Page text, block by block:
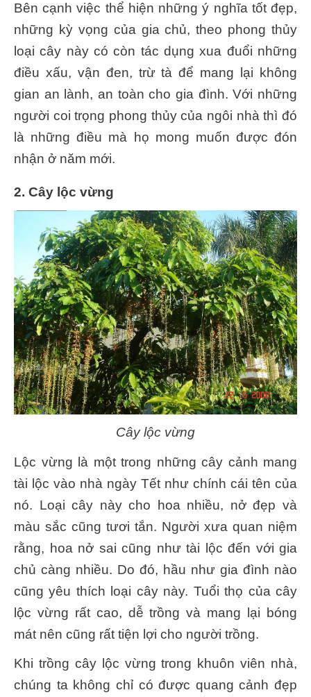
Bên cạnh việc thể hiện những ý nghĩa tốt đẹp,
những kỳ vọng của gia chủ, theo phong thủy
loại cây này có còn tác dụng xua đuổi những
điều xấu, vận đen, trừ tà để mang lại không
gian an lành, an toàn cho gia đình. Với những
người coi trọng phong thủy của ngôi nhà thì đó
là những điều mà họ mong muốn được đón
nhận ở năm mới.
2. Cây lộc vừng
Cây lộc vừng
Lộc vừng là một trong những cây cảnh mang
tài lộc vào nhà ngày Tết như chính cái tên của
nó. Loại cây này cho hoa nhiều, nở đẹp và
màu sắc cũng tươi tắn. Người xưa quan niệm
rằng, hoa nở sai cũng như tài lộc đến với gia
chủ càng nhiều. Do đó, hầu như gia đình nào
cũng yêu thích loại cây này. Tuổi thọ của cây
lộc vừng rất cao, dễ trồng và mang lại bóng
mát nên cũng rất tiện lợi cho người trồng.
Khi trồng cây lộc vừng trong khuôn viên nhà,
chúng ta không chỉ có được quang cảnh đẹp